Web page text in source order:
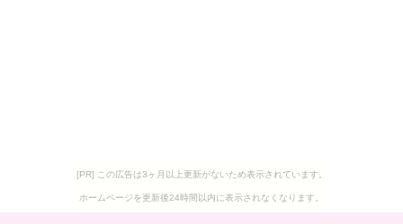
[PR] この広告は3ヶ月以上更新がないため表示されています。
ホームページを更新後24時間以内に表示されなくなります。